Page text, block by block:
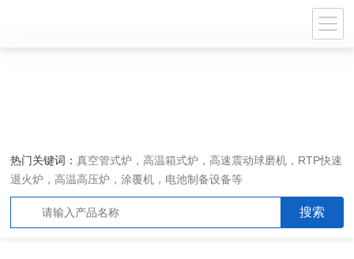
热门关键词：真空管式炉，高温箱式炉，高速震动球磨机，RTP快速
退火炉，高温高压炉，涂覆机，电池制备设备等